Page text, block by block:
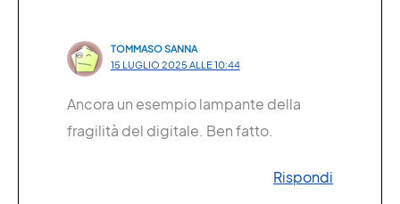
TOMMASO SANNA
15 LUGLIO 2025 ALLE 10:44
Ancora un esempio lampante della
fragilità del digitale. Ben fatto.
Rispondi